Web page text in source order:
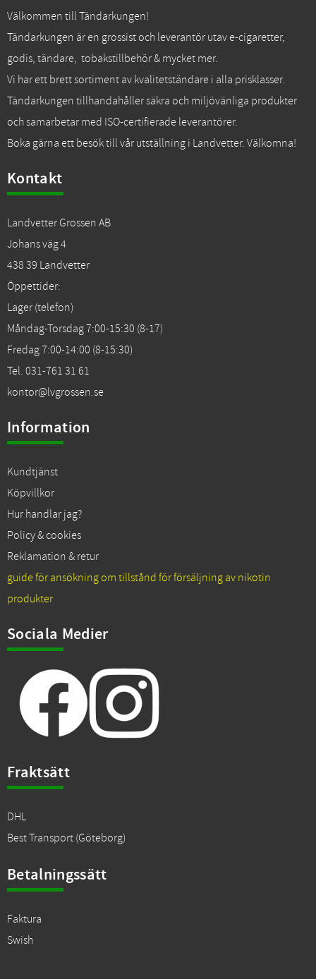
Välkommen till Tändarkungen!
Tändarkungen är en grossist och leverantör utav e-cigaretter,
godis, tändare, tobakstillbehör & mycket mer.
Vi har ett brett sortiment av kvalitetständare i alla prisklasser.
Tändarkungen tillhandahåller säkra och miljövänliga produkter
och samarbetar med ISO-certifierade leverantörer.
Boka gärna ett besök till vår utställning i Landvetter. Välkomna!
Kontakt
Landvetter Grossen AB
Johans väg 4
438 39 Landvetter
Öppettider:
Lager (telefon)
Måndag-Torsdag 7:00-15:30 (8-17)
Fredag 7:00-14:00 (8-15:30)
Tel. 031-761 31 61
kontor@lvgrossen.se
Information
Kundtjänst
Köpvillkor
Hur handlar jag?
Policy & cookies
Reklamation & retur
guide för ansökning om tillstånd för försäljning av nikotin
produkter
Sociala Medier
Fraktsätt
DHL
Best Transport (Göteborg)
Betalningssätt
Faktura
Swish